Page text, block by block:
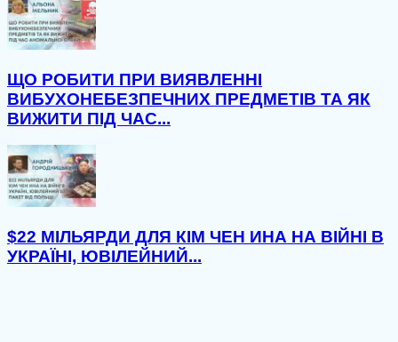
ЩО РОБИТИ ПРИ ВИЯВЛЕННІ
ВИБУХОНЕБЕЗПЕЧНИХ ПРЕДМЕТІВ ТА ЯК
ВИЖИТИ ПІД ЧАС...
$22 МІЛЬЯРДИ ДЛЯ КІМ ЧЕН ИНА НА ВІЙНІ В
УКРАЇНІ, ЮВІЛЕЙНИЙ...